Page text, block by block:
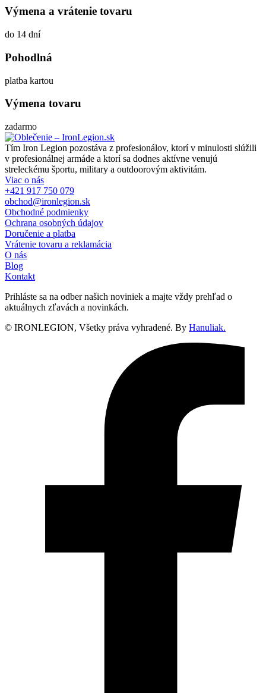
Výmena a vrátenie tovaru
do 14 dní
Pohodlná
platba kartou
Výmena tovaru
zadarmo
Tím Iron Legion pozostáva z profesionálov, ktorí v minulosti slúžili
v profesionálnej armáde a ktorí sa dodnes aktívne venujú
streleckému športu, military a outdoorovým aktivitám.
Viac o nás
+421 917 750 079
obchod@ironlegion.sk
Obchodné podmienky
Ochrana osobných údajov
Doručenie a platba
Vrátenie tovaru a reklamácia
O nás
Blog
Kontakt
Prihláste sa na odber našich noviniek a majte vždy prehľad o
aktuálnych zľavách a novinkách.
© IRONLEGION, Všetky práva vyhradené. By Hanuliak.